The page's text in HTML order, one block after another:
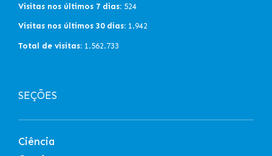
Visitas nos últimos 7 dias: 524
Visitas nos últimos 30 dias: 1.942
Total de visitas: 1.562.733
SEÇÕES
Ciência